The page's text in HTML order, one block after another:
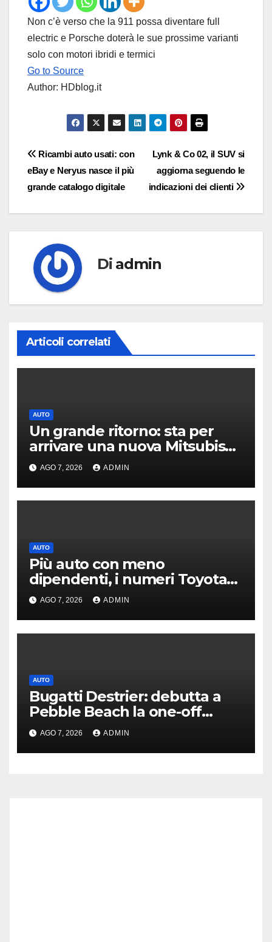
Non c’è verso che la 911 possa diventare full
electric e Porsche doterà le sue prossime varianti
solo con motori ibridi e termici
Go to Source
Author: HDblog.it
Navigazione
articoli
Lynk & Co 02, il SUV si
aggiorna seguendo le
indicazioni dei clienti
Ricambi auto usati: con
eBay e Neryus nasce il più
grande catalogo digitale
Di admin
Articoli correlati
AUTO
Un grande ritorno: sta per
arrivare una nuova Mitsubishi
Pajero
AGO 7, 2026 ADMIN
AUTO
Più auto con meno
dipendenti, i numeri Toyota
che “scuotono” Volkswagen
AGO 7, 2026 ADMIN
AUTO
Bugatti Destrier: debutta a
Pebble Beach la one-off
derivata dalla Bolide
AGO 7, 2026 ADMIN